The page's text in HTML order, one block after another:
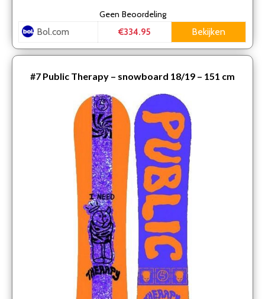
Geen Beoordeling
Bol.com €334.95 Bekijken
#7 Public Therapy – snowboard 18/19 – 151 cm